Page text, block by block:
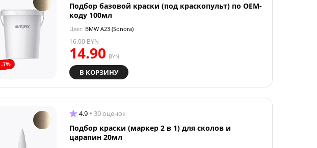
-7%
Подбор базовой краски (под краскопульт) по OEM-
коду 100мл
Цвет: BMW A23 (Sonora)
14.90 BYN
16.00BYN
В КОРЗИНУ
4.9 30 оценок
Подбор краски (маркер 2 в 1) для сколов и
царапин 20мл